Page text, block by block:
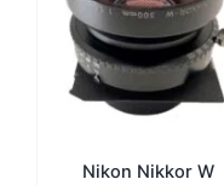
Nikon Nikkor W